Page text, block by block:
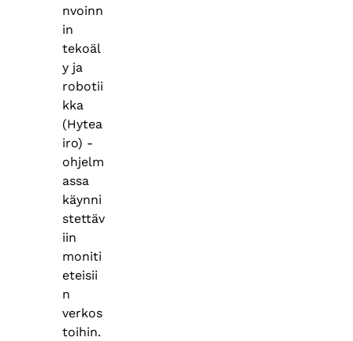
nvoinn
in
tekoäl
y ja
robotii
kka
(Hytea
iro) -
ohjelm
assa
käynni
stettäv
iin
moniti
eteisii
n
verkos
toihin.